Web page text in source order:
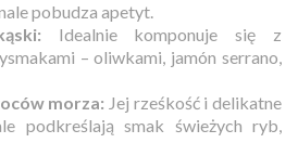
pobudza apetyt.
Idealnie komponuje się z
– oliwkami, jamón serrano,
morza: Jej rześkość i delikatne
podkreślają smak świeżych ryb,